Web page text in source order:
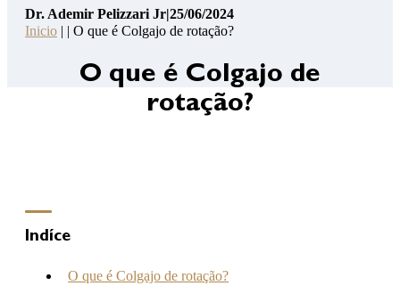
Pelizzari
Online
Clínica
Hospital
Dr. Ademir Pelizzari Jr|25/06/2024
Inicio | | O que é Colgajo de rotação?
O que é Colgajo de
rotação?
Indíce
O que é Colgajo de rotação?